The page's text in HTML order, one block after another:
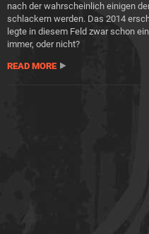
nach der wahrscheinlich einigen
schlackern werden. Das 2014
legte in diesem Feld zwar schon
immer, oder nicht?
READ MORE